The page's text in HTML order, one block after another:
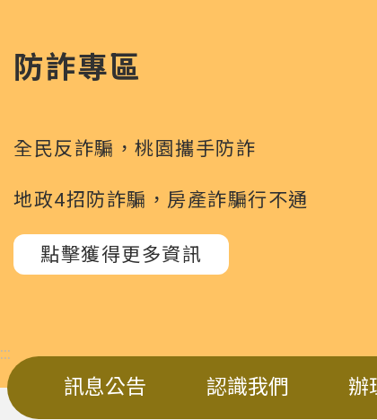
防詐專區
全民反詐騙，桃園攜手防詐
地政4招防詐騙，房產詐騙行不通
點擊獲得更多資訊
:::
訊息公告 認識我們 辦